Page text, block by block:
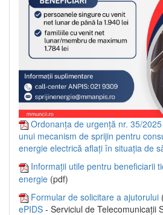
Ordonanța de urgență nr. 35/
unui mecanism de sprijin pentru
energie electrică aflați în situația de
Informații utile pentru beneficiarii
energie (pdf)
Formular de solicitare a ajutorului
ePIDS - Serviciul de Telecomunicații